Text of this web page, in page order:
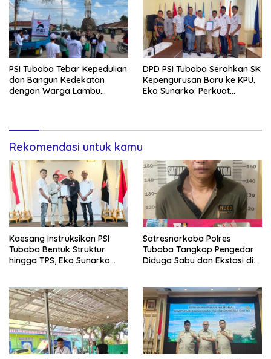
PSI Tubaba Tebar Kepedulian
dan Bangun Kedekatan
dengan Warga Lambu
DPD PSI Tubaba Serahkan SK
Kepengurusan Baru ke KPU,
Eko Sunarko: Perkuat
Rekomendasi untuk kamu
Kaesang Instruksikan PSI
Tubaba Bentuk Struktur
hingga TPS, Eko Sunarko
Satresnarkoba Polres
Tubaba Tangkap Pengedar
Diduga Sabu dan Ekstasi di